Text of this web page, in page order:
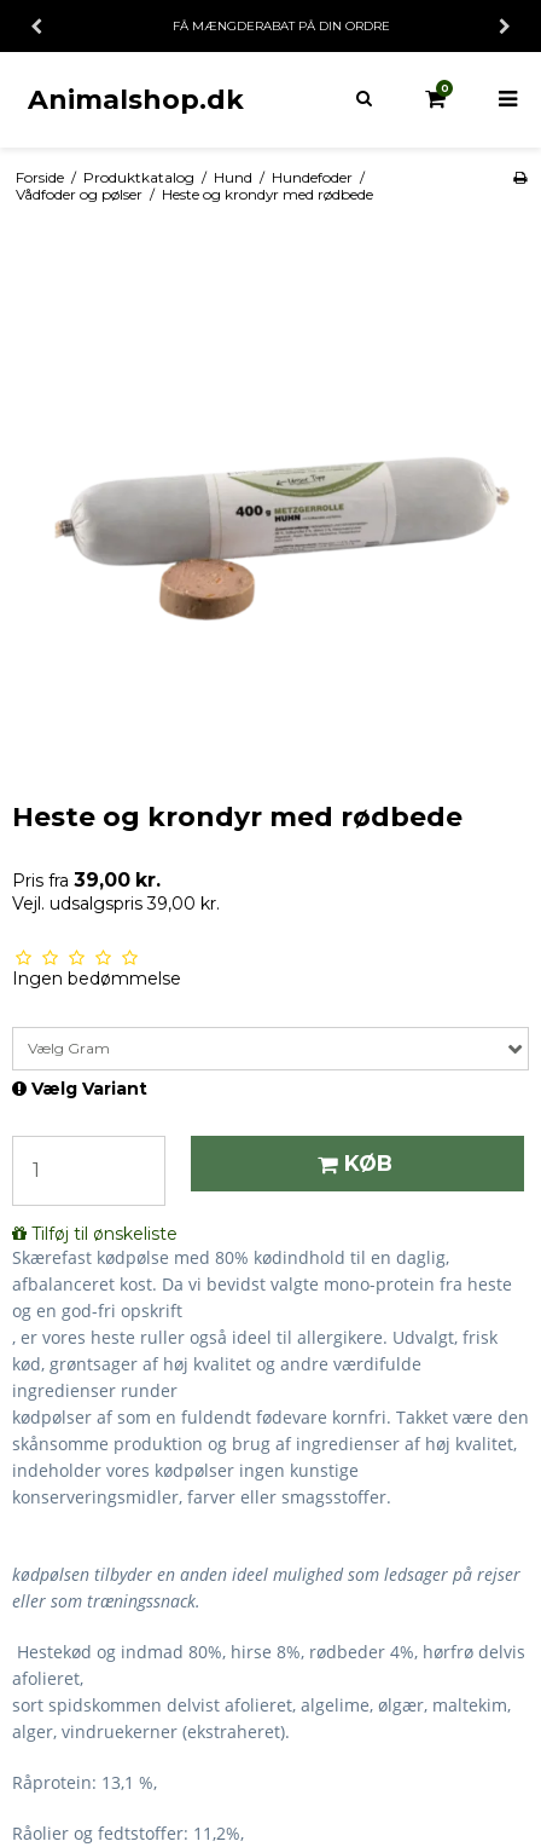
FÅ MÆNGDERABAT PÅ DIN ORDRE
Animalshop.dk 0
Forside / Produktkatalog / Hund / Hundefoder /
Vådfoder og pølser / Heste og krondyr med rødbede
Heste og krondyr med rødbede
Pris fra 39,00 kr.
Vejl. udsalgspris 39,00 kr.
Ingen bedømmelse
Vælg Gram
Vælg Variant
KØB
Tilføj til ønskeliste
Skærefast kødpølse med 80% kødindhold til en daglig,
afbalanceret kost. Da vi bevidst valgte mono-protein fra heste
og en god-fri opskrift
, er vores heste ruller også ideel til allergikere. Udvalgt, frisk
kød, grøntsager af høj kvalitet og andre værdifulde
ingredienser runder
kødpølser af ​​som en fuldendt fødevare kornfri. Takket være den
skånsomme produktion og brug af ingredienser af høj kvalitet,
indeholder vores kødpølser ingen kunstige
konserveringsmidler, farver eller smagsstoffer.
kødpølsen tilbyder en anden ideel mulighedsom ledsager på rejser
eller som træningssnack.
Hestekød og indmad 80%, hirse 8%, rødbeder 4%, hørfrø delvis
afolieret,
sort spidskommen delvist afolieret, algelime, ølgær, maltekim,
alger, vindruekerner (ekstraheret).
Råprotein: 13,1 %,
Råolier og fedtstoffer: 11,2%,